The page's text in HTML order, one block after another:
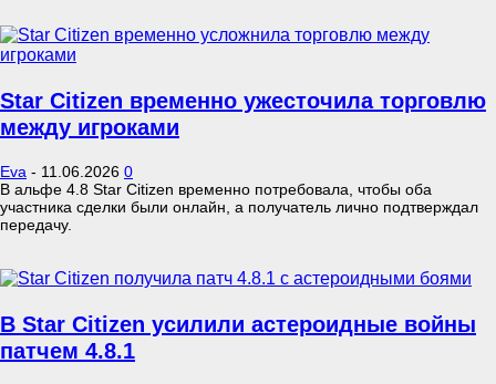
Star Citizen временно ужесточила торговлю
между игроками
Eva - 11.06.2026 0
В альфе 4.8 Star Citizen временно потребовала, чтобы оба
участника сделки были онлайн, а получатель лично подтверждал
передачу.
В Star Citizen усилили астероидные войны
патчем 4.8.1